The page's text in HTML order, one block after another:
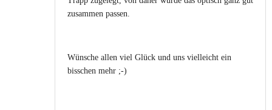
zusammen passen.
Wünsche allen viel Glück und uns vielleicht ein
bisschen mehr ;-)